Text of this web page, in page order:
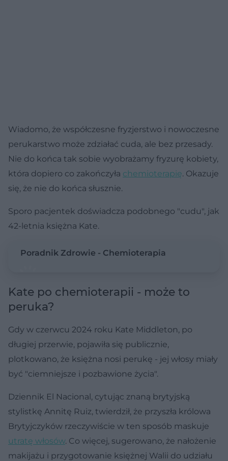
Wiadomo, że współczesne fryzjerstwo i nowoczesne
perukarstwo może zdziałać cuda, ale bez przesady.
Nie do końca tak sobie wyobrażamy fryzurę kobiety,
która dopiero co zakończyła chemioterapię. Okazuje
się, że nie do końca słusznie.
Sporo pacjentek doświadcza podobnego "cudu", jak
42-letnia księżna Kate.
Poradnik Zdrowie - Chemioterapia
Kate po chemioterapii - może to
peruka?
Gdy w czerwcu 2024 roku Kate Middleton, po
długiej przerwie, pojawiła się publicznie,
plotkowano, że księżna nosi perukę - jej włosy miały
być "ciemniejsze i pozbawione życia".
Dziennik El Nacional, cytując znaną brytyjską
stylistkę Annitę Ruiz, twierdził, że przyszła królowa
Brytyjczyków rzeczywiście w ten sposób maskuje
utratę włosów. Co więcej, sugerowano, że nałożenie
makijażu i przygotowanie księżnej Walii do udziału